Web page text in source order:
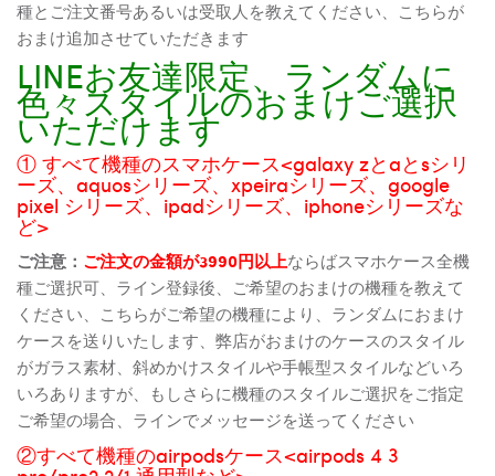
種とご注文番号あるいは受取人を教えてください、こちらが
おまけ追加させていただきます
LINEお友達限定、ランダムに
色々スタイルのおまけご選択
いただけます
① すべて機種のスマホケース<galaxy zとaとsシリ
ーズ、aquosシリーズ、xpeiraシリーズ、google
pixel シリーズ、ipadシリーズ、iphoneシリーズな
ど>
ご注意： ご注文の金額が3990円以上ならばスマホケース全機
種ご選択可、ライン登録後、ご希望のおまけの機種を教えて
ください、こちらがご希望の機種により、ランダムにおまけ
ケースを送りいたします、弊店がおまけのケースのスタイル
がガラス素材、斜めかけスタイルや手帳型スタイルなどいろ
いろありますが、もしさらに機種のスタイルご選択をご指定
ご希望の場合、ラインでメッセージを送ってください
②すべて機種のairpodsケース<airpods 4 3